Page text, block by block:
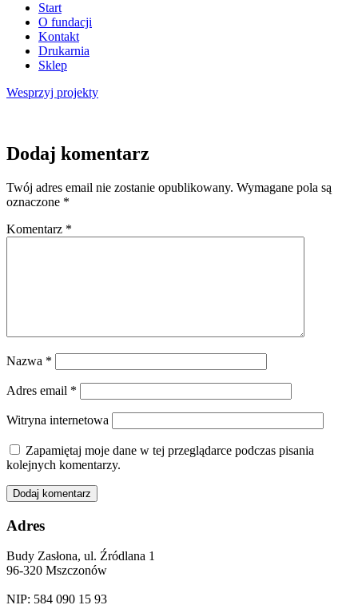
Start
O fundacji
Kontakt
Drukarnia
Sklep
Wesprzyj projekty
Dodaj komentarz
Twój adres email nie zostanie opublikowany. Wymagane pola są
oznaczone *
Komentarz *
Nazwa *
Adres email *
Witryna internetowa
Zapamiętaj moje dane w tej przeglądarce podczas pisania
kolejnych komentarzy.
Adres
Budy Zasłona, ul. Źródlana 1
96-320 Mszczonów
NIP: 584 090 15 93